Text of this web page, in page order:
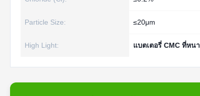
Particle Size: ≤20μm
High Light: แบตเตอรี่ CMC ที่หนา